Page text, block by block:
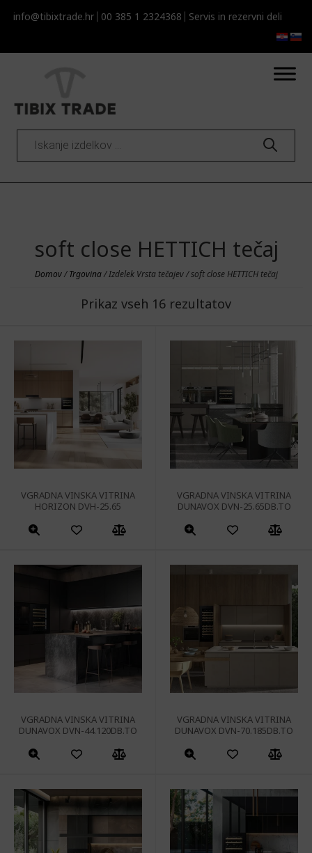
info@tibixtrade.hr 00 385 1 2324368 Servis in rezervni deli
Products
search
soft close HETTICH tečaj
Domov/Trgovina/ Izdelek Vrsta tečajev / soft close HETTICH tečaj
Prikaz vseh 16 rezultatov
VGRADNA VINSKA VITRINA
HORIZON DVH-25.65
Ta
ima
več
Možnosti
lahko
izberete
na
strani
izdelka
VGRADNA VINSKA VITRINA
DUNAVOX DVN-25.65DB.TO
VGRADNA VINSKA VITRINA
DUNAVOX DVN-44.120DB.TO
VGRADNA VINSKA VITRINA
DUNAVOX DVN-70.185DB.TO